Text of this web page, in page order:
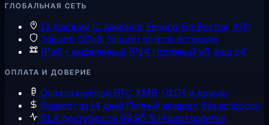
ГЛОБАЛЬНАЯ СЕТЬ
13 локаций С. Америка, Европа, Бл. Восток, АТР
Защита DDoS Защита от атак встроена
IPv6 + выделенный IPv4 Нативный v6, ваш v4
ОПЛАТА И ДОВЕРИЕ
Оплата криптой BTC, XMR, USDT и другие
Возврат за 14 дней Полный возврат, без вопросов
SLA доступности 99,95 % Наша гарантия